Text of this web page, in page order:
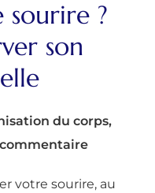
?
son
du corps,
votre sourire, au